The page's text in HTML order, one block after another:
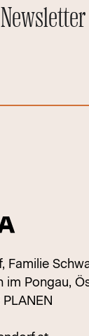
Familie
im Pongau,
PLANEN